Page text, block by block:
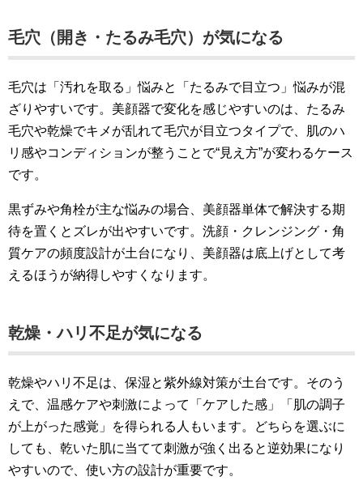
毛穴（開き・たるみ毛穴）が気になる
毛穴は「汚れを取る」悩みと「たるみで目立つ」悩みが混
ざりやすいです。美顔器で変化を感じやすいのは、たるみ
毛穴や乾燥でキメが乱れて毛穴が目立つタイプで、肌のハ
リ感やコンディションが整うことで“見え方”が変わるケース
です。
黒ずみや角栓が主な悩みの場合、美顔器単体で解決する期
待を置くとズレが出やすいです。洗顔・クレンジング・角
質ケアの頻度設計が土台になり、美顔器は底上げとして考
えるほうが納得しやすくなります。
乾燥・ハリ不足が気になる
乾燥やハリ不足は、保湿と紫外線対策が土台です。そのう
えで、温感ケアや刺激によって「ケアした感」「肌の調子
が上がった感覚」を得られる人もいます。どちらを選ぶに
しても、乾いた肌に当てて刺激が強く出ると逆効果になり
やすいので、使い方の設計が重要です。